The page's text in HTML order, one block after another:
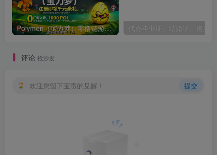
Polymon（宝力梦）零撸链游天花板，稳定收益，轻松变现，今日全球首发！
评论 抢沙发
欢迎您留下宝贵的见解！ 提交